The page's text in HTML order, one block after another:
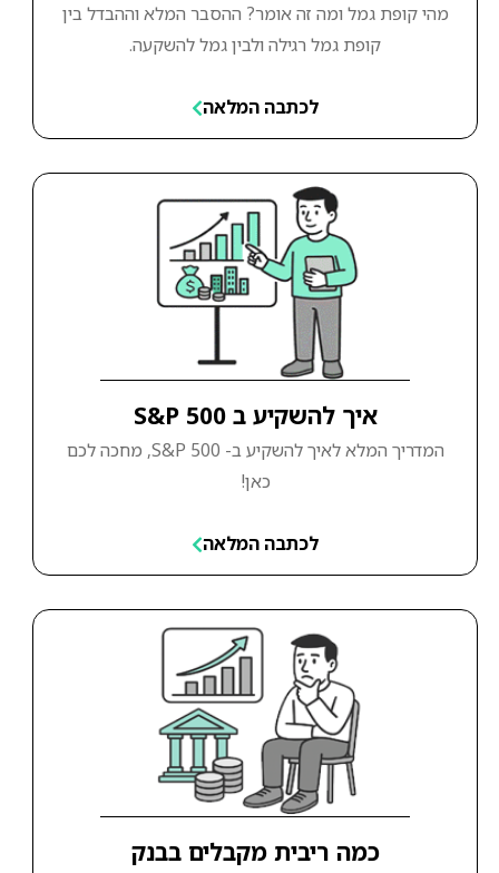
מהי קופת גמל ומה זה אומר? ההסבר המלא וההבדל בין
קופת גמל רגילה ולבין גמל להשקעה.
לכתבה המלאה
איך להשקיע ב S&P 500
המדריך המלא לאיך להשקיע ב- S&P 500, מחכה לכם
כאן!
לכתבה המלאה
כמה ריבית מקבלים בבנק